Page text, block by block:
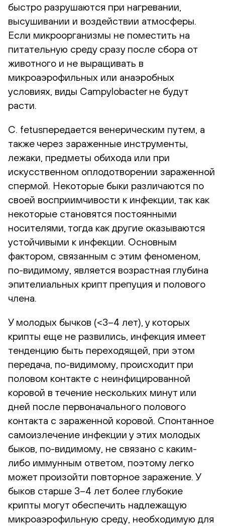
быстро разрушаются при нагревании,
высушивании и воздействии атмосферы.
Если микроорганизмы не поместить на
питательную среду сразу после сбора от
животного и не выращивать в
микроаэрофильных или анаэробных
условиях, виды Campylobacter не будут
расти.
С. fetusпередается венерическим путем, а
также через зараженные инструменты,
лежаки, предметы обихода или при
искусственном оплодотворении зараженной
спермой. Некоторые быки различаются по
своей восприимчивости к инфекции, так как
некоторые становятся постоянными
носителями, тогда как другие оказываются
устойчивыми к инфекции. Основным
фактором, связанным с этим феноменом,
по-видимому, является возрастная глубина
эпителиальных крипт препуция и полового
члена.
У молодых бычков (<3–4 лет), у которых
крипты еще не развились, инфекция имеет
тенденцию быть переходящей, при этом
передача, по-видимому, происходит при
половом контакте с неинфицированной
коровой в течение нескольких минут или
дней после первоначального полового
контакта с зараженной коровой. Спонтанное
самоизлечение инфекции у этих молодых
быков, по-видимому, не связано с каким-
либо иммунным ответом, поэтому легко
может произойти повторное заражение. У
быков старше 3–4 лет более глубокие
крипты могут обеспечить надлежащую
микроаэрофильную среду, необходимую для